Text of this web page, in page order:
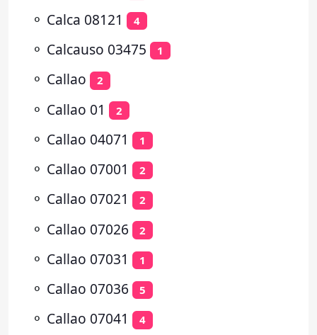
⚬ Calca 08121 4
⚬ Calcauso 03475 1
⚬ Callao 2
⚬ Callao 01 2
⚬ Callao 04071 1
⚬ Callao 07001 2
⚬ Callao 07021 2
⚬ Callao 07026 2
⚬ Callao 07031 1
⚬ Callao 07036 5
⚬ Callao 07041 4